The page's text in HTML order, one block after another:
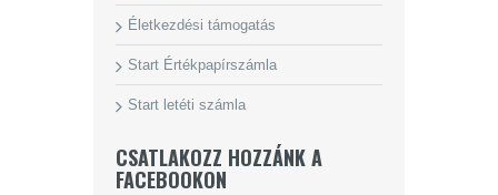
Életkezdési támogatás
Start Értékpapírszámla
Start letéti számla
CSATLAKOZZ HOZZÁNK A
FACEBOOKON